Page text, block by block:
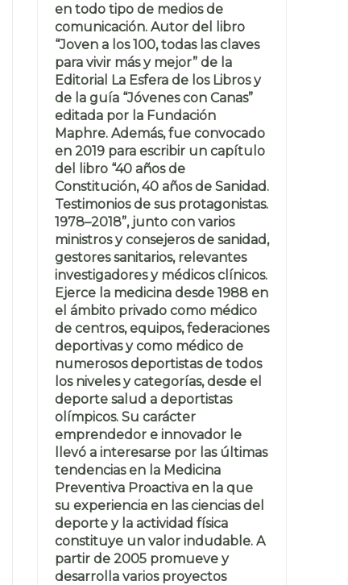
en todo tipo de medios de
comunicación. Autor del libro
“Joven a los 100, todas las claves
para vivir más y mejor” de la
Editorial La Esfera de los Libros y
de la guía “Jóvenes con Canas”
editada por la Fundación
Maphre. Además, fue convocado
en 2019 para escribir un capítulo
del libro “40 años de
Constitución, 40 años de Sanidad.
Testimonios de sus protagonistas.
1978–2018”, junto con varios
ministros y consejeros de sanidad,
gestores sanitarios, relevantes
investigadores y médicos clínicos.
Ejerce la medicina desde 1988 en
el ámbito privado como médico
de centros, equipos, federaciones
deportivas y como médico de
numerosos deportistas de todos
los niveles y categorías, desde el
deporte salud a deportistas
olímpicos. Su carácter
emprendedor e innovador le
llevó a interesarse por las últimas
tendencias en la Medicina
Preventiva Proactiva en la que
su experiencia en las ciencias del
deporte y la actividad física
constituye un valor indudable. A
partir de 2005 promueve y
desarrolla varios proyectos